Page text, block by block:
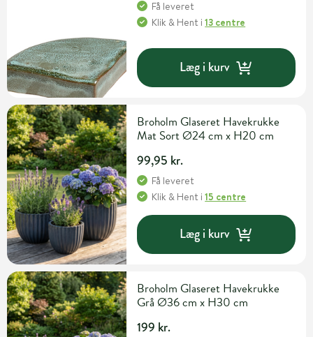
Få leveret
Klik & Hent i13 centre
Læg i kurv
Broholm Glaseret Havekrukke
Mat Sort Ø24 cm x H20 cm
99,95 kr.
Få leveret
Klik & Hent i15 centre
Læg i kurv
Broholm Glaseret Havekrukke
Grå Ø36 cm x H30 cm
199 kr.